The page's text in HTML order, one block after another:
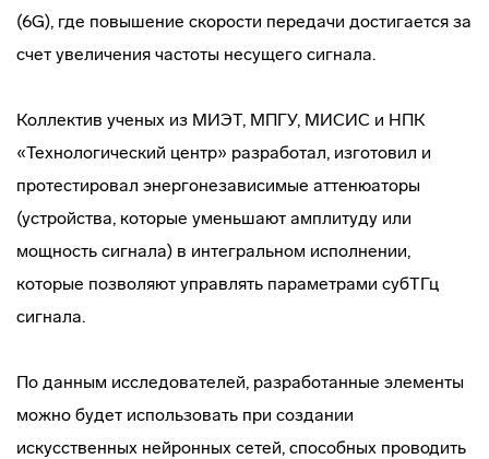
(6G), где повышение скорости передачи достигается за
счет увеличения частоты несущего сигнала.
Коллектив ученых из МИЭТ, МПГУ, МИСИС и НПК
«Технологический центр» разработал, изготовил и
протестировал энергонезависимые аттенюаторы
(устройства, которые уменьшают амплитуду или
мощность сигнала) в интегральном исполнении,
которые позволяют управлять параметрами субТГц
сигнала.
По данным исследователей, разработанные элементы
можно будет использовать при создании
искусственных нейронных сетей, способных проводить